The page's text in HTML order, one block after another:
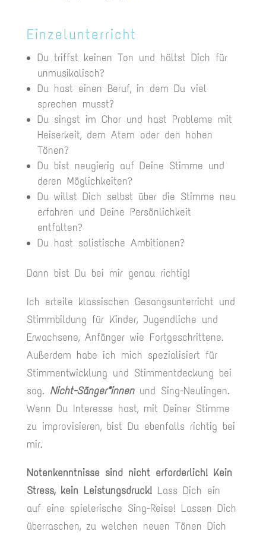
Einzelunterricht
Du triffst keinen Ton und hältst Dich für
unmusikalisch?
Du hast einen Beruf, in dem Du viel
sprechen musst?
Du singst im Chor und hast Probleme mit
Heiserkeit, dem Atem oder den hohen
Tönen?
Du bist neugierig auf Deine Stimme und
deren Möglichkeiten?
Du willst Dich selbst über die Stimme neu
erfahren und Deine Persönlichkeit
entfalten?
Du hast solistische Ambitionen?
Dann bist Du bei mir genau richtig!
Ich erteile klassischen Gesangsunterricht und
Stimmbildung für Kinder, Jugendliche und
Erwachsene, Anfänger wie Fortgeschrittene.
Außerdem habe ich mich spezialisiert für
Stimmentwicklung und Stimmentdeckung bei
sog. Nicht-Sänger*innenund Sing-Neulingen.
Wenn Du Interesse hast, mit Deiner Stimme
zu improvisieren, bist Du ebenfalls richtig bei
mir.
Notenkenntnisse sind nicht erforderlich! Kein
Stress, kein Leistungsdruck!Lass Dich ein
auf eine spielerische Sing-Reise! Lassen Dich
überraschen, zu welchen neuen Tönen Dich